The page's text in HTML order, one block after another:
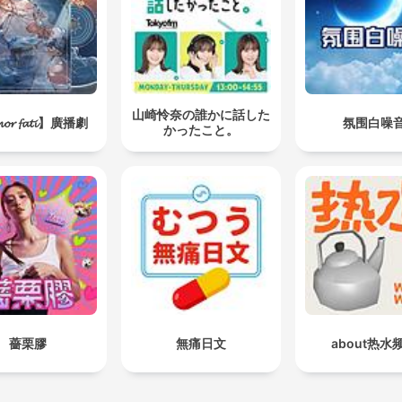
𝓯𝓪𝓽𝓲】廣播劇
山崎怜奈の誰かに話した
かったこと。
氛围白噪
薔栗膠 無痛日文 about热水